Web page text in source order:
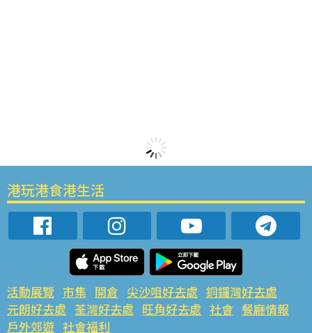
港玩港食港生活
活動展覽 市集 開倉 尖沙咀好去處 銅鑼灣好去處
元朗好去處 荃灣好去處 旺角好去處 社會 餐廳情報
戶外郊遊 社會福利